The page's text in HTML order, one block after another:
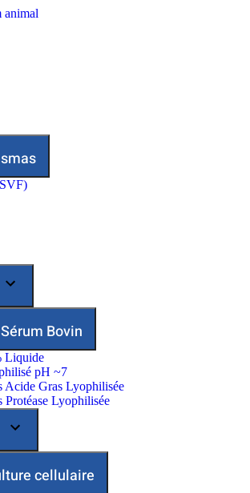
Bovin
Liquide
pH ~7
Acide Gras Lyophilisée
Lyophilisée
cellulaire